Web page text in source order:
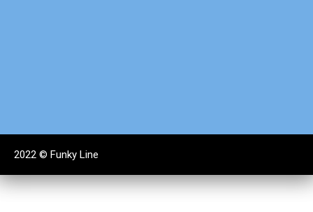
2022 © Funky Line